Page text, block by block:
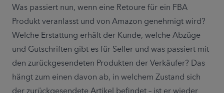
Was passiert nun, wenn eine Retoure für ein FBA
Produkt veranlasst und von Amazon genehmigt wird?
Welche Erstattung erhält der Kunde, welche Abzüge
und Gutschriften gibt es für Seller und was passiert mit
den zurückgesendeten Produkten der Verkäufer? Das
hängt zum einen davon ab, in welchem Zustand sich